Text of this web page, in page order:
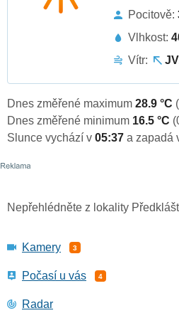
Pocitově:
Vlhkost:
Vítr:
Dnes změřené maximum 28.9 °C
Dnes změřené minimum 16.5 °C
Slunce vychází v 05:37 a zapadá
Nepřehlédněte z lokality
Kamery 3
Počasí u vás 4
Radar